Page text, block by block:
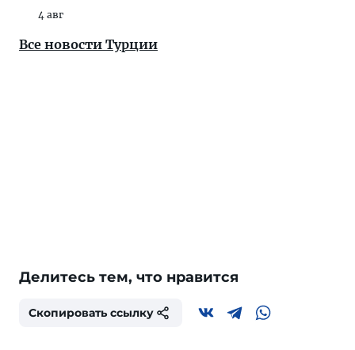
4 авг
Все новости Турции
Делитесь тем, что нравится
Скопировать ссылку